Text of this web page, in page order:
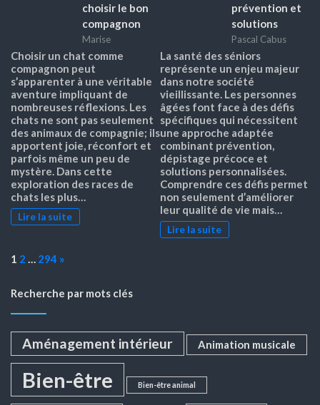
choisir le bon
compagnon
Marise
Choisir un chat comme
compagnon peut
s’apparenter à une véritable
aventure impliquant de
nombreuses réflexions. Les
chats ne sont pas seulement
des animaux de compagnie; ils
apportent joie, réconfort et
parfois même un peu de
mystère. Dans cette
exploration des races de
chats les plus…
Lire la suite
prévention et
solutions
Pascal Cabus
La santé des séniors
représente un enjeu majeur
dans notre société
vieillissante. Les personnes
âgées font face à des défis
spécifiques qui nécessitent
une approche adaptée
combinant prévention,
dépistage précoce et
solutions personnalisées.
Comprendre ces défis permet
non seulement d’améliorer
leur qualité de vie mais…
Lire la suite
Page:
1 2 294 Next
»
Recherche par mots clés
Aménagement intérieur Animation musicale
Bien-être Bien-être animal